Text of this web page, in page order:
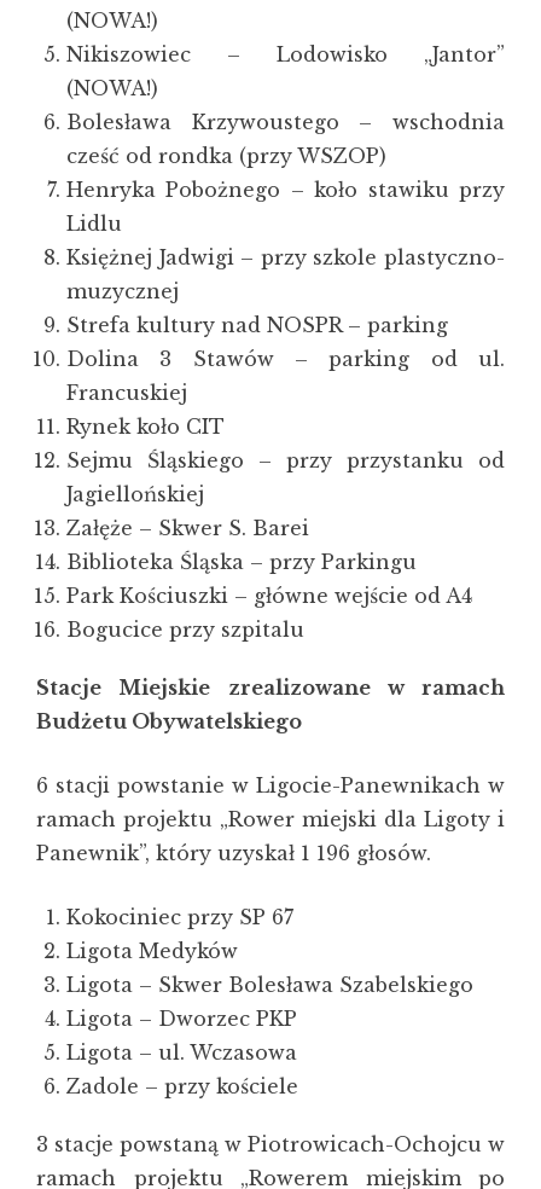
(NOWA!)
Nikiszowiec – Lodowisko „Jantor”
(NOWA!)
Bolesława Krzywoustego – wschodnia
cześć od rondka (przy WSZOP)
Henryka Pobożnego – koło stawiku przy
Lidlu
Księżnej Jadwigi – przy szkole plastyczno-
muzycznej
Strefa kultury nad NOSPR – parking
Dolina 3 Stawów – parking od ul.
Francuskiej
Rynek koło CIT
Sejmu Śląskiego – przy przystanku od
Jagiellońskiej
Załęże – Skwer S. Barei
Biblioteka Śląska – przy Parkingu
Park Kościuszki – główne wejście od A4
Bogucice przy szpitalu
Stacje Miejskie zrealizowane w ramach
Budżetu Obywatelskiego
6 stacji powstanie w Ligocie-Panewnikach w
ramach projektu „Rower miejski dla Ligoty i
Panewnik”, który uzyskał 1 196 głosów.
Kokociniec przy SP 67
Ligota Medyków
Ligota – Skwer Bolesława Szabelskiego
Ligota – Dworzec PKP
Ligota – ul. Wczasowa
Zadole – przy kościele
3 stacje powstaną w Piotrowicach-Ochojcu w
ramach projektu „Rowerem miejskim po